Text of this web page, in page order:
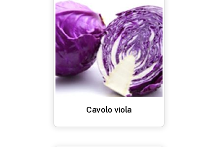
Cavolo viola